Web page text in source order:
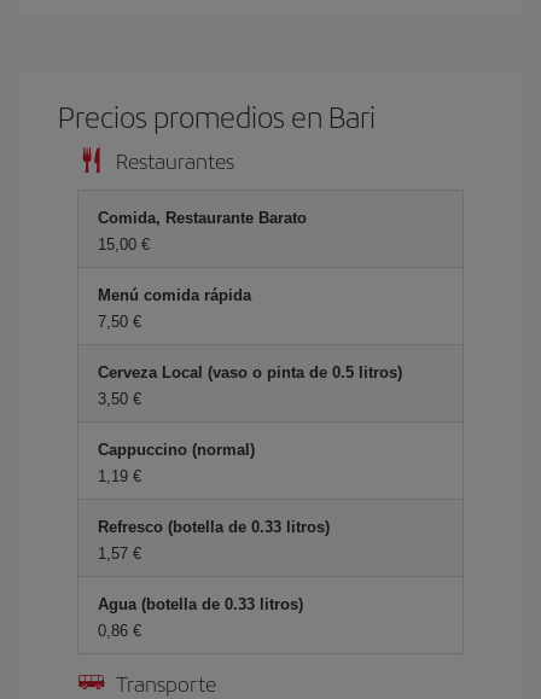
Precios promedios en Bari
Restaurantes
Comida, Restaurante Barato
15,00 €
Menú comida rápida
7,50 €
Cerveza Local (vaso o pinta de 0.5 litros)
3,50 €
Cappuccino (normal)
1,19 €
Refresco (botella de 0.33 litros)
1,57 €
Agua (botella de 0.33 litros)
0,86 €
Transporte